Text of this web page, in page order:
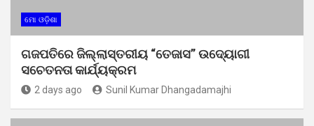
ମୋ ଓଡ଼ିଶା
ଗଜପତିରେ ଜିଲ୍ଲାସ୍ତରୀୟ “ତେଜାସ” ଉଦ୍ୟୋଗୀ
ସଚେତନତା କାର୍ଯ୍ୟକ୍ରମ
2 days ago Sunil Kumar Dhangadamajhi